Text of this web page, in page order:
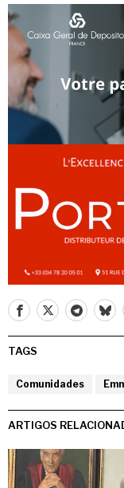
TAGS
Comunidades
ARTIGOS